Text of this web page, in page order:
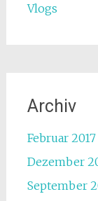
Vlogs
Archiv
Februar 2017
Dezember
September